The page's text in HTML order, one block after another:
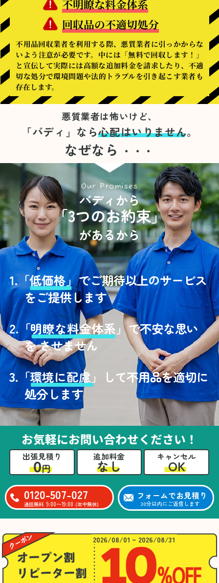
不明瞭な料金体系
回収品の不適切処分
不用品回収業者を利用する際、悪質業者に引っかからな
いよう注意が必要です。中には「無料で回収します！」
と宣伝して実際には高額な追加料金を請求したり、不適
切な処分で環境問題や法的トラブルを引き起こす業者も
存在します。
悪質業者は怖いけど、
「バディ」なら心配はいりません。
なぜなら ・・・
Our Promises
バディから
「3つのお約束」
があるから
1.「低価格」でご期待以上のサービス
をご提供します
2.「明瞭な料金体系」で不安な思い
を させません
3. 「環境に配慮」
して不用品を適切に
処分します
お気軽にお問い合わせください！
出張見積り
0円
追加料金
なし
キャンセル
OK
0120-507-027
通話無料 9:00〜19:00 (年中無休)
フォームでお見積り
30分以内にご返信します
2026/08/01 ~ 2026/08/31